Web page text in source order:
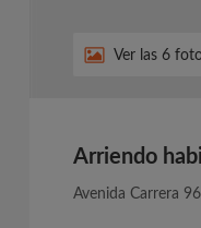
Ver las 6
Arriendo
Avenida Carrera